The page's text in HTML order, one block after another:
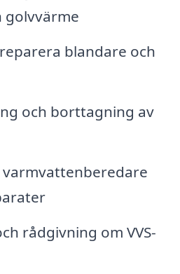
golvvärme
blandare och
och borttagning av
rådgivning om VVS-